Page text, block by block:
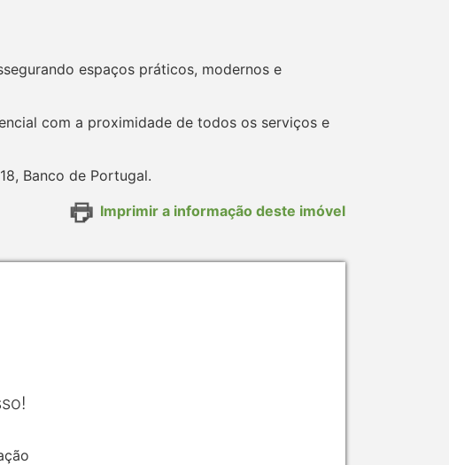
espaços práticos, modernos e
com a proximidade de todos os serviços e
Banco de Portugal.
Imprimir a informação deste imóvel